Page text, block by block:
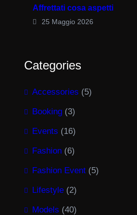
Affrettati cosa aspetti
25 Maggio 2026
Categories
Accessories (5)
Booking (3)
Events (16)
Fashion (6)
Fashion Event (5)
Lifestyle (2)
Models (40)